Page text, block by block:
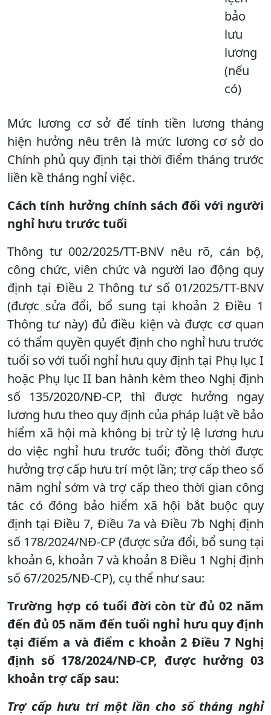
bảo
lưu
lương
(nếu
có)
Mức lương cơ sở để tính tiền lương tháng
hiện hưởng nêu trên là mức lương cơ sở do
Chính phủ quy định tại thời điểm tháng trước
liền kề tháng nghỉ việc.
Cách tính hưởng chính sách đối với người
nghỉ hưu trước tuổi
Thông tư 002/2025/TT-BNV nêu rõ, cán bộ,
công chức, viên chức và người lao động quy
định tại Điều 2 Thông tư số 01/2025/TT-BNV
(được sửa đổi, bổ sung tại khoản 2 Điều 1
Thông tư này) đủ điều kiện và được cơ quan
có thẩm quyền quyết định cho nghỉ hưu trước
tuổi so với tuổi nghỉ hưu quy định tại Phụ lục I
hoặc Phụ lục II ban hành kèm theo Nghị định
số 135/2020/NĐ-CP, thì được hưởng ngay
lương hưu theo quy định của pháp luật về bảo
hiểm xã hội mà không bị trừ tỷ lệ lương hưu
do việc nghỉ hưu trước tuổi; đồng thời được
hưởng trợ cấp hưu trí một lần; trợ cấp theo số
năm nghỉ sớm và trợ cấp theo thời gian công
tác có đóng bảo hiểm xã hội bắt buộc quy
định tại Điều 7, Điều 7a và Điều 7b Nghị định
số 178/2024/NĐ-CP (được sửa đổi, bổ sung tại
khoản 6, khoản 7 và khoản 8 Điều 1 Nghị định
số 67/2025/NĐ-CP), cụ thể như sau:
Trường hợp có tuổi đời còn từ đủ 02 năm
đến đủ 05 năm đến tuổi nghỉ hưu quy định
tại điểm a và điểm c khoản 2 Điều 7 Nghị
định số 178/2024/NĐ-CP, được hưởng 03
khoản trợ cấp sau:
Trợ cấp hưu trí một lần cho số tháng nghỉ